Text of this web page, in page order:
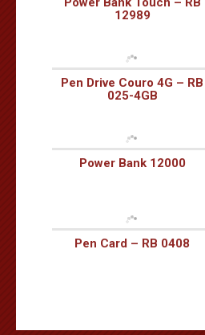
12989
Pen Drive Couro 4G – RB
025-4GB
Power Bank 12000
Pen Card – RB 0408